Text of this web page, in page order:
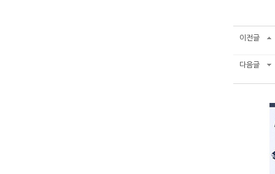
이전글
다음글